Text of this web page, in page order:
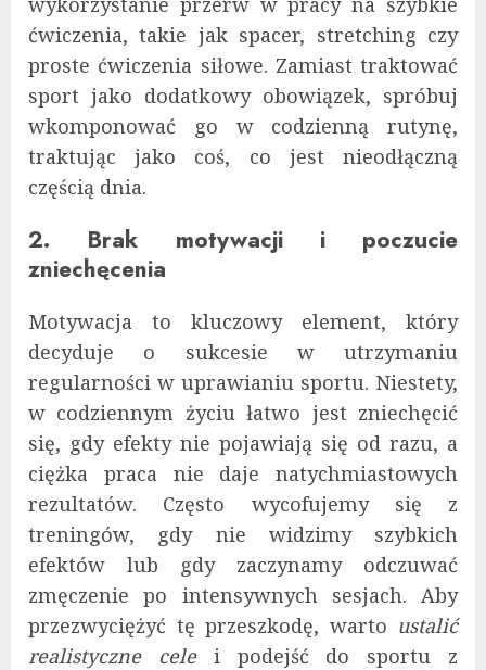
ćwiczenia, takie jak spacer, stretching czy
proste ćwiczenia siłowe. Zamiast traktować
sport jako dodatkowy obowiązek, spróbuj
wkomponować go w codzienną rutynę,
traktując jako coś, co jest nieodłączną
częścią dnia.
2. Brak motywacji i poczucie
zniechęcenia
Motywacja to kluczowy element, który
decyduje o sukcesie w utrzymaniu
regularności w uprawianiu sportu. Niestety,
w codziennym życiu łatwo jest zniechęcić
się, gdy efekty nie pojawiają się od razu, a
ciężka praca nie daje natychmiastowych
rezultatów. Często wycofujemy się z
treningów, gdy nie widzimy szybkich
efektów lub gdy zaczynamy odczuwać
zmęczenie po intensywnych sesjach. Aby
przezwyciężyć tę przeszkodę, warto ustalić
realistyczne celei podejść do sportu z